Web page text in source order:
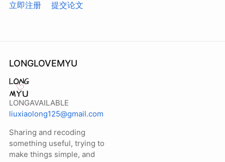
立即注册
提交论文
LONGLOVEMYU
LONGAVAILABLE
liuxiaolong125@gmail.com
Sharing and recoding
something useful, trying to
make things simple, and